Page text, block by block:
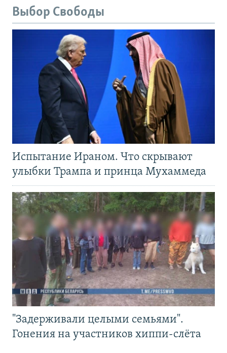
Выбор Свободы
Испытание Ираном. Что скрывают
улыбки Трампа и принца Мухаммеда
"Задерживали целыми семьями".
Гонения на участников хиппи-слёта